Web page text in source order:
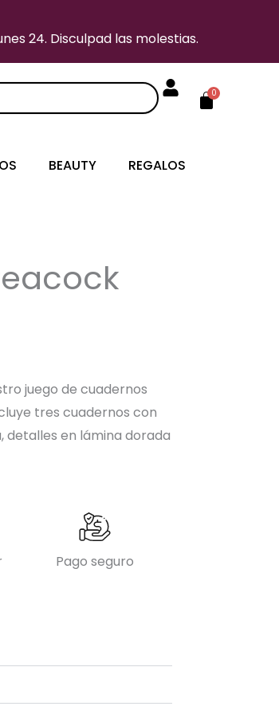
24. Disculpad las molestias.
0
Carrito
BEAUTY REGALOS
juego de cuadernos
tres cuadernos con
detalles en lámina dorada
Pago seguro